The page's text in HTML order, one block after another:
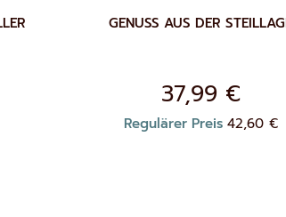
GENUSS AUS DER
Sonderpreis
37,99 €
Regulärer Preis 42,60 €